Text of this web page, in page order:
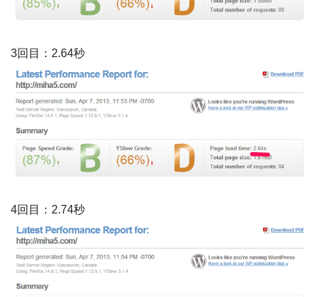
3回目：2.64秒
4回目：2.74秒